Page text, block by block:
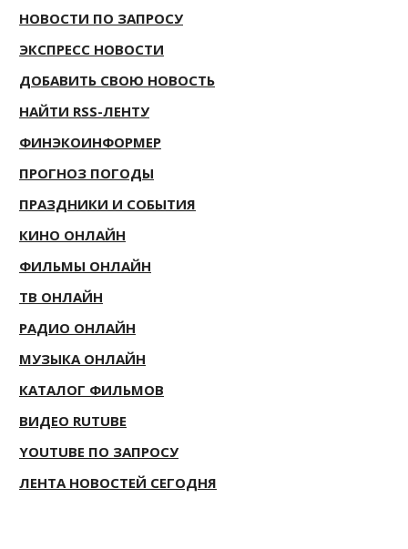
НОВОСТИ ПО ЗАПРОСУ
ЭКСПРЕСС НОВОСТИ
ДОБАВИТЬ СВОЮ НОВОСТЬ
НАЙТИ RSS-ЛЕНТУ
ФИНЭКОИНФОРМЕР
ПРОГНОЗ ПОГОДЫ
ПРАЗДНИКИ И СОБЫТИЯ
КИНО ОНЛАЙН
ФИЛЬМЫ ОНЛАЙН
ТВ ОНЛАЙН
РАДИО ОНЛАЙН
МУЗЫКА ОНЛАЙН
КАТАЛОГ ФИЛЬМОВ
ВИДЕО RUTUBE
YOUTUBE ПО ЗАПРОСУ
ЛЕНТА НОВОСТЕЙ СЕГОДНЯ